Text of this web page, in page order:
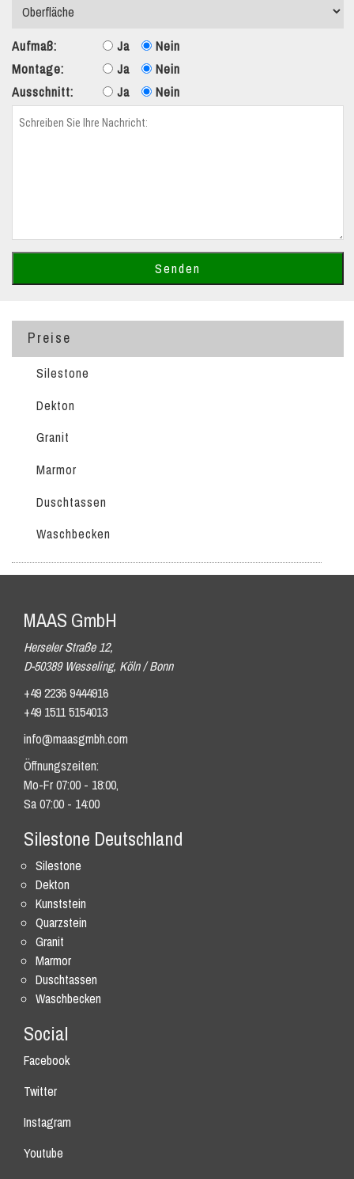
Aufmaß: Ja
Nein
Montage:
Ja
Nein
Ausschnitt:
Ja Nein
Preise
Silestone
Dekton
Granit
Marmor
Duschtassen
Waschbecken
MAAS GmbH
Herseler Straße 12,
D-50389 Wesseling, Köln / Bonn
+49 2236 9444916
+49 1511 5154013
info@maasgmbh.com
Öffnungszeiten:
Mo-Fr 07:00 - 18:00,
Sa 07:00 - 14:00
Silestone Deutschland
Silestone
Dekton
Kunststein
Quarzstein
Granit
Marmor
Duschtassen
Waschbecken
Social
Facebook
Twitter
Instagram
Youtube